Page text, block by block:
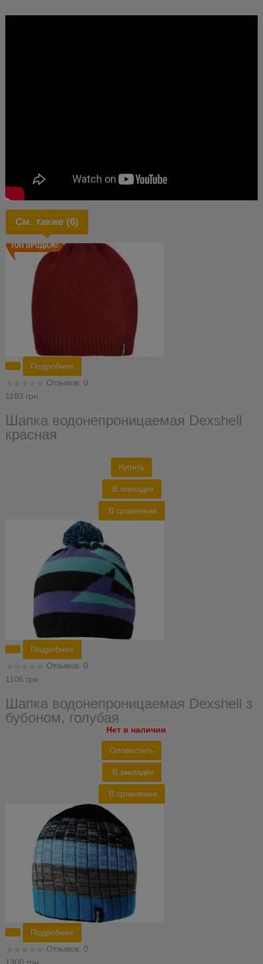
См. также (6)
Подробнее
Отзывов: 0
1183 грн
Шапка водонепроницаемая Dexshell
красная
Купить
В закладки
В сравнение
Подробнее
Отзывов: 0
1106 грн
Шапка водонепроницаемая Dexshell з
бубоном, голубая
Нет в наличии
Оповестить
В закладки
В сравнение
Подробнее
Отзывов: 0
1300 грн